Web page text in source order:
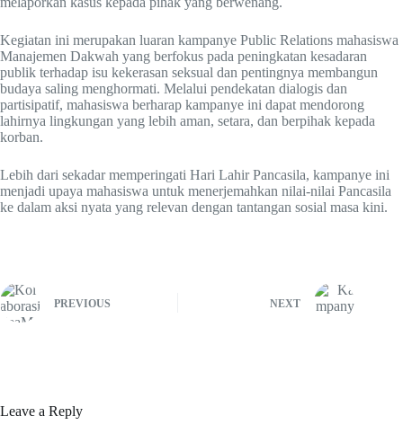
Kegiatan ini merupakan luaran kampanye Public Relations mahasiswa
Manajemen Dakwah yang berfokus pada peningkatan kesadaran
publik terhadap isu kekerasan seksual dan pentingnya membangun
budaya saling menghormati. Melalui pendekatan dialogis dan
partisipatif, mahasiswa berharap kampanye ini dapat mendorong
lahirnya lingkungan yang lebih aman, setara, dan berpihak kepada
korban.
Lebih dari sekadar memperingati Hari Lahir Pancasila, kampanye ini
menjadi upaya mahasiswa untuk menerjemahkan nilai-nilai Pancasila
ke dalam aksi nyata yang relevan dengan tantangan sosial masa kini.
PREVIOUS NEXT
Leave a Reply